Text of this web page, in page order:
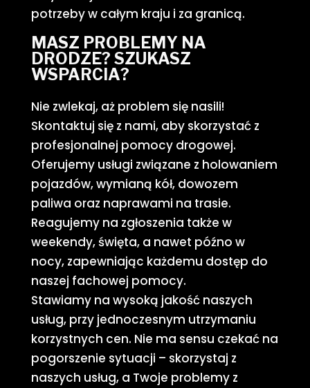
potrzeby w całym kraju i za granicą.
MASZ PROBLEMY NA
DRODZE? SZUKASZ
WSPARCIA?
Nie zwlekaj, aż problem się nasili!
Skontaktuj się z nami, aby skorzystać z
profesjonalnej pomocy drogowej.
Oferujemy usługi związane z holowaniem
pojazdów, wymianą kół, dowozem
paliwa oraz naprawami na trasie.
Reagujemy na zgłoszenia także w
weekendy, święta, a nawet późno w
nocy, zapewniając każdemu dostęp do
naszej fachowej pomocy.
Stawiamy na wysoką jakość naszych
usług, przy jednoczesnym utrzymaniu
korzystnych cen. Nie ma sensu czekać na
pogorszenie sytuacji – skorzystaj z
naszych usług, a Twoje problemy z